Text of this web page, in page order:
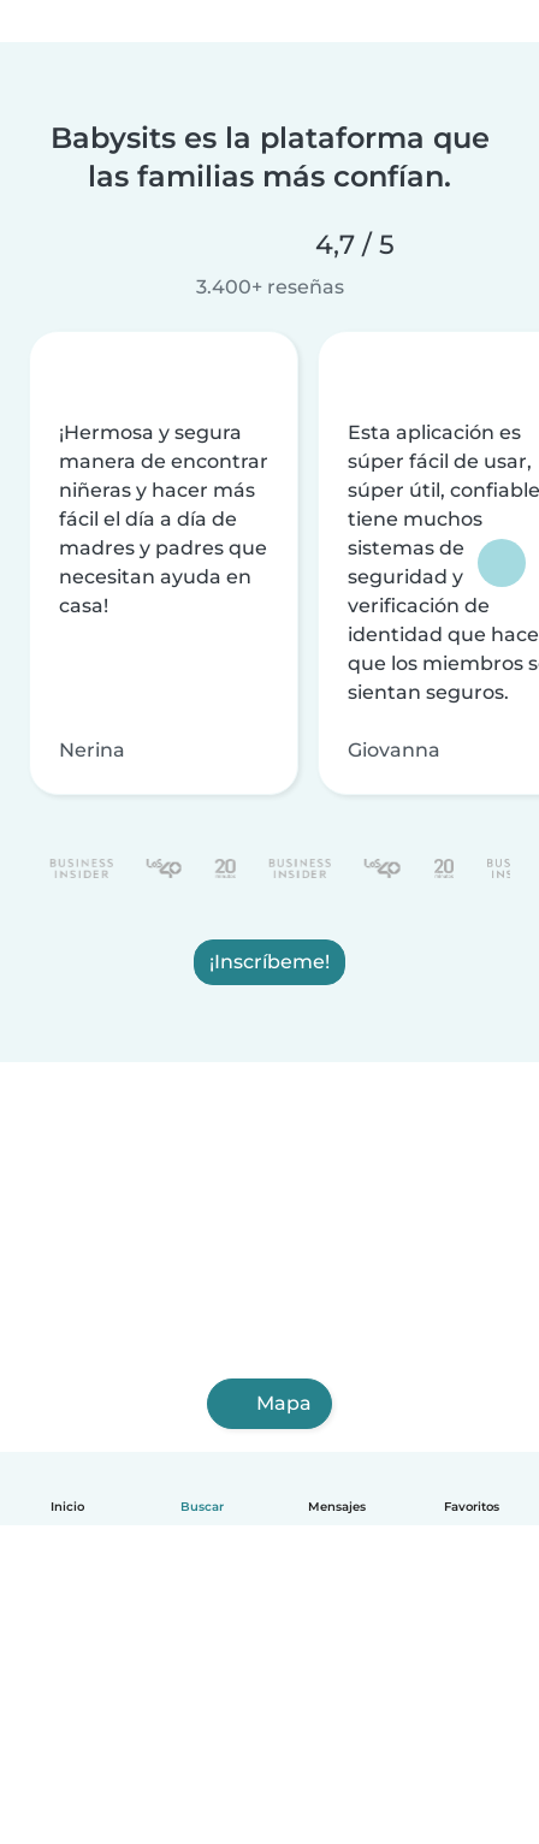
Inicio Buscar Mensajes Favoritos
Babysits es la plataforma que
las familias más confían.
4,7 / 5
3.400+ reseñas
¡Hermosa y segura
manera de encontrar
niñeras y hacer más
fácil el día a día de
madres y padres que
necesitan ayuda en
casa!
Nerina
Esta aplicación es
súper fácil de usar,
súper útil,
tiene muchos
sistemas de
seguridad y
verificación de
identidad que
que los miembros
sientan seguros.
Giovanna
¡Inscríbeme!
Mapa